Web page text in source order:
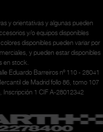
y orientativas y algunas pueden
y/o equipos disponibles
disponibles pueden variar por
y pueden estar disponibles
en stock.
Eduardo Barreiros nº 110 - 28041
de Madrid follo 86, tomo 107
Inscripción 1 CIF A-28012342